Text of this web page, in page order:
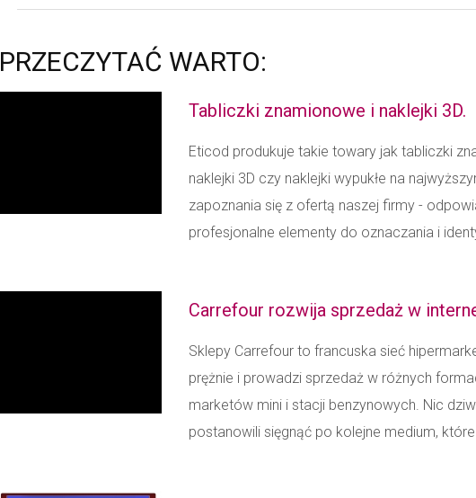
PRZECZYTAĆ WARTO:
Tabliczki znamionowe i naklejki 3D.
Eticod produkuje takie towary jak tabliczki
naklejki 3D czy naklejki wypukłe na
zapoznania się z ofertą naszej firmy -
profesjonalne elementy do oznaczania i
Carrefour rozwija sprzedaż w
Sklepy Carrefour to francuska sieć
prężnie i prowadzi sprzedaż w różnych
marketów mini i stacji benzynowych. Nic
postanowili sięgnąć po kolejne medium,